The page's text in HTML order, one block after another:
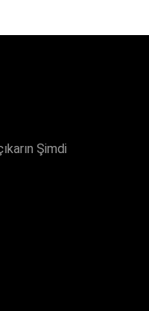
Şimdi